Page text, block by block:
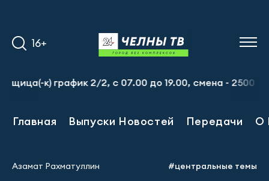
16+
к) график 2/2, с 07.00 до 19.00, смена - 2500 рублей.
Главная Выпуски Новостей Передачи О
Азамат Рахматуллин #центральные темы